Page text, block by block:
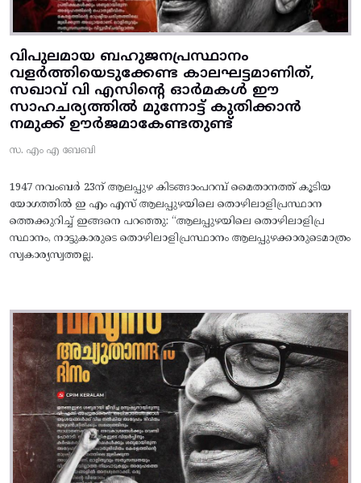
വിപുലമായ ബഹുജനപ്രസ്ഥാനം
വളർത്തിയെടുക്കേണ്ട കാലഘട്ടമാണിത്,
സഖാവ് വി എസിന്റെ ഓർമകൾ ഈ
സാഹചര്യത്തിൽ മുന്നോട്ട്‌ കുതിക്കാൻ
നമുക്ക് ഊർജമാകേണ്ടതുണ്ട്
സ. എം എ ബേബി
1947 നവംബർ 23ന് ആലപ്പുഴ കിടങ്ങാംപറമ്പ്‌ മൈതാനത്ത്‌ കൂടിയ
യോഗത്തിൽ ഇ എം എസ് ആലപ്പുഴയിലെ തൊഴിലാളിപ്രസ്ഥാന
ത്തെക്കുറിച്ച് ഇങ്ങനെ പറഞ്ഞു: “ആലപ്പുഴയിലെ തൊഴിലാളിപ്ര
സ്ഥാനം, നാട്ടുകാരുടെ തൊഴിലാളിപ്രസ്ഥാനം ആലപ്പുഴക്കാരുടെമാത്രം
സ്വകാര്യസ്വത്തല്ല.